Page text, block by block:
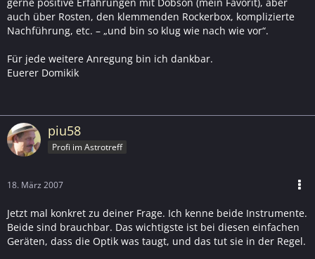
auch über Rosten, den klemmenden Rockerbox, komplizierte
Nachführung, etc. – „und bin so klug wie nach wie vor“.
Für jede weitere Anregung bin ich dankbar.
Euerer Domikik
piu58
Profi im Astrotreff
18. März 2007
Jetzt mal konkret zu deiner Frage. Ich kenne beide Instrumente.
Beide sind brauchbar. Das wichtigste ist bei diesen einfachen
Geräten, dass die Optik was taugt, und das tut sie in der Regel.